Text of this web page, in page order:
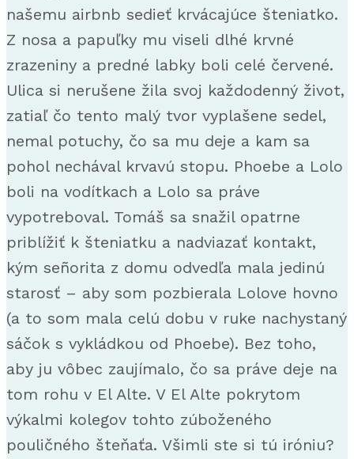
našemu airbnb sedieť krvácajúce šteniatko.
Z nosa a papuľky mu viseli dlhé krvné
zrazeniny a predné labky boli celé červené.
Ulica si nerušene žila svoj každodenný život,
zatiaľ čo tento malý tvor vyplašene sedel,
nemal potuchy, čo sa mu deje a kam sa
pohol nechával krvavú stopu. Phoebe a Lolo
boli na vodítkach a Lolo sa práve
vypotreboval. Tomáš sa snažil opatrne
priblížiť k šteniatku a nadviazať kontakt,
kým señorita z domu odvedľa mala jedinú
starosť – aby som pozbierala Lolove hovno
(a to som mala celú dobu v ruke nachystaný
sáčok s vykládkou od Phoebe). Bez toho,
aby ju vôbec zaujímalo, čo sa práve deje na
tom rohu v El Alte. V El Alte pokrytom
výkalmi kolegov tohto zúboženého
pouličného šteňaťa. Všimli ste si tú iróniu?